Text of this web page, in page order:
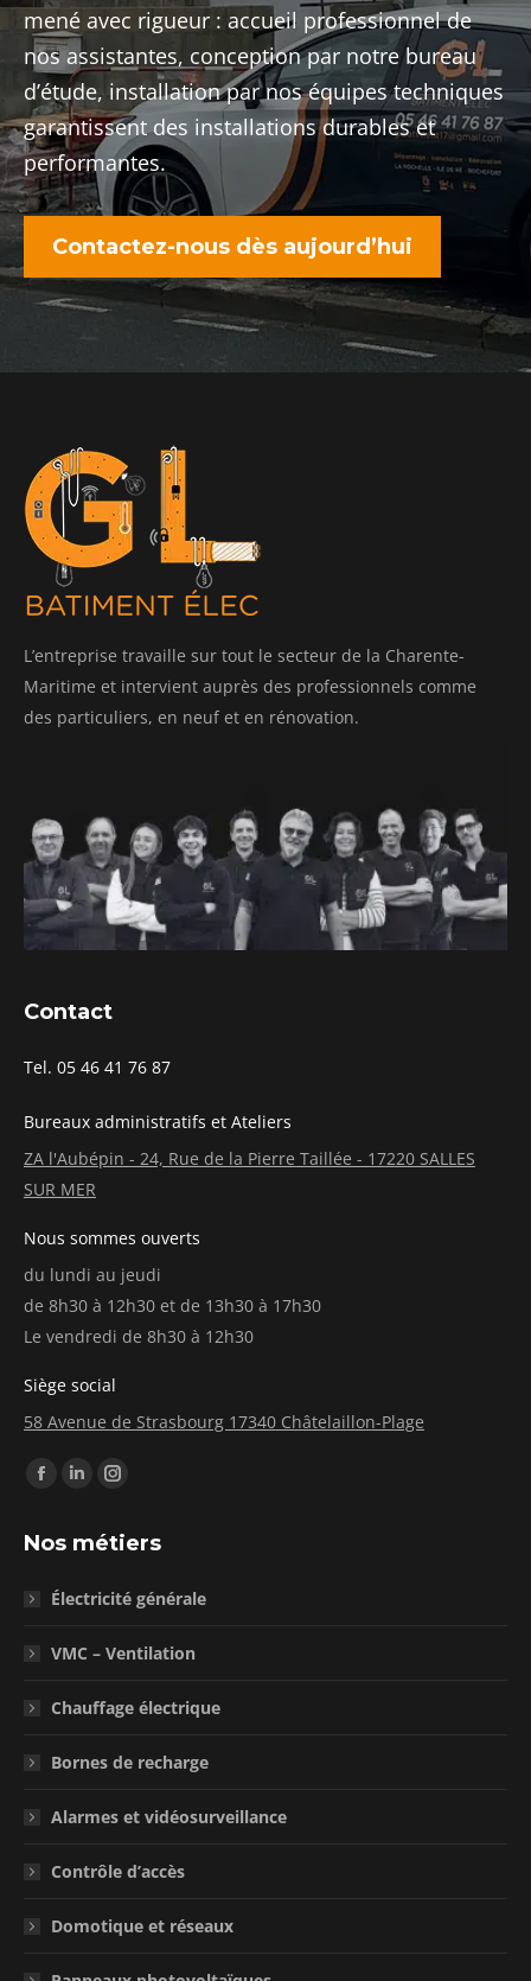
mené avec rigueur : accueil professionnel de
nos assistantes, conception par notre bureau
d’étude, installation par nos équipes techniques
garantissent des installations durables et
performantes.
Contactez-nous dès aujourd’hui
L’entreprise travaille sur tout le secteur de la Charente-
Maritime et intervient auprès des professionnels comme
des particuliers, en neuf et en rénovation.
Contact
Tel. 05 46 41 76 87
Bureaux administratifs et Ateliers
ZA l'Aubépin - 24, Rue de la Pierre Taillée - 17220 SALLES
SUR MER
Nous sommes ouverts
du lundi au jeudi
de 8h30 à 12h30 et de 13h30 à 17h30
Le vendredi de 8h30 à 12h30
Siège social
58 Avenue de Strasbourg 17340 Châtelaillon-Plage
Trouvez nous sur :
La
Facebook
dans
fenêtre
La
LinkedIn
dans
fenêtre
La
Instagram
dans
fenêtre
Nos métiers
Électricité générale
VMC – Ventilation
Chauffage électrique
Bornes de recharge
Alarmes et vidéosurveillance
Contrôle d’accès
Domotique et réseaux